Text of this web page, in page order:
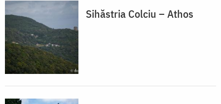
Sihăstria Colciu – Athos